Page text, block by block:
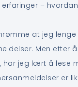
–
at jeg
Men etter
har jeg lært å lese
er